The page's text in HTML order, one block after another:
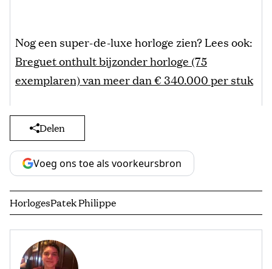
Nog een super-de-luxe horloge zien? Lees ook:
Breguet onthult bijzonder horloge (75
exemplaren) van meer dan € 340.000 per stuk
Delen
Voeg ons toe als voorkeursbron
HorlogesPatek Philippe